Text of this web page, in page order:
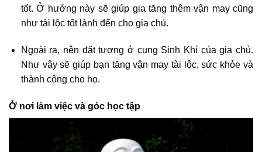
tốt. Ở hướng này sẽ giúp gia tăng thêm vận may cũng
như tài lộc tốt lành đến cho gia chủ.
Ngoài ra, nên đặt tượng ở cung Sinh Khí của gia chủ.
Như vậy sẽ giúp bạn tăng vận may tài lộc, sức khỏe và
thành công cho họ.
Ở nơi làm việc và góc học tập